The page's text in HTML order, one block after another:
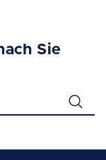
Sie